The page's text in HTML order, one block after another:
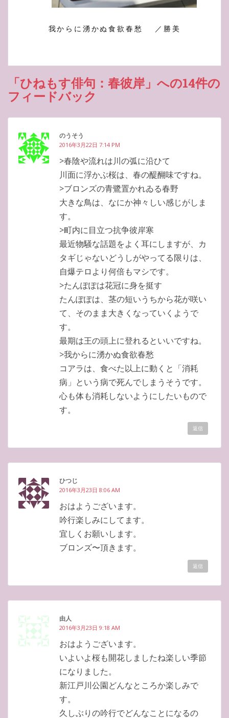
我からに湧かぬ食欲春愁 ／勝美
「ひねもす俳句：春彼岸」への14件の
フィードバック
のうそう
2016年3月22日 7:14 PM
>春陰や流れは川の弧に沿ひて
川面に浮かぶ桜は、春の醍醐味ですね。
>ブロンズの青鷺置かれゐる春野
大きな鳥は、なにか神々しい感じがしま
す。
>町内に目立つ抗争彼岸寒
最近物騒な話題をよく耳にしますが、カ
タギじゃないどうしがやってる限りは、
自爆テロより何倍もマシです。
>たんぽぽは花冠に身を挺す
たんぽぽは、茎の短いうちから花が咲い
て、そのまま大きくなっていくようで
す。
最期は王の頭上に登れるといいですね。
>我からに湧かぬ食欲春愁
コアラは、食べた以上に動くと「消耗
病」という病で死んでしまうそうです。
心も体も消耗しないようにしたいもので
す。
返信
ひつじ
2016年3月23日 8:06 AM
おはようございます。
吟行楽しみにしてます。
宜しくお願いします。
ブロンズ〜頂きます。
返信
由人
2016年3月23日 9:18 AM
おはようございます。
いよいよ桜も開花しましたね楽しい季節
になりました。
新江戸川公園どんなところか楽しみで
す。
久しぶりの吟行でどんなことになるの